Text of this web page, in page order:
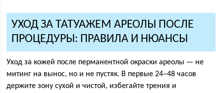
УХОД ЗА ТАТУАЖЕМ АРЕОЛЫ ПОСЛЕ
ПРОЦЕДУРЫ: ПРАВИЛА И НЮАНСЫ
Уход за кожей после перманентной окраски ареолы — не
митинг на вынос, но и не пустяк. В первые 24–48 часов
держите зону сухой и чистой, избегайте трения и